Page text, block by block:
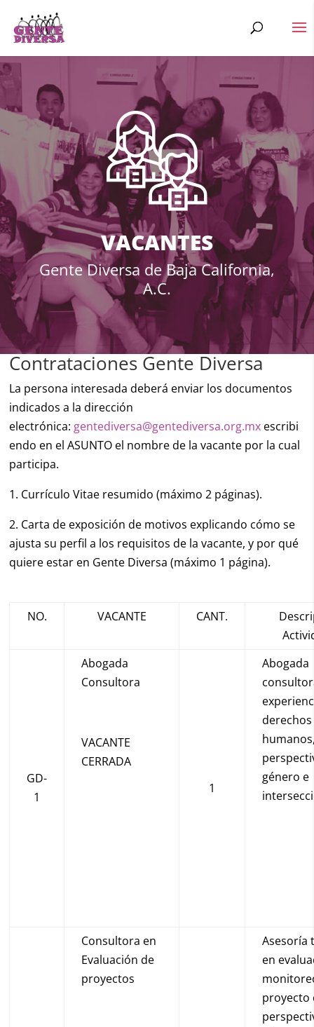
VACANTES
Gente Diversa de Baja California,
A.C.
Contrataciones Gente Diversa
La persona interesada deberá enviar los documentos
indicados a la dirección
electrónica: gentediversa@gentediversa.org.mx escribi
endo en el ASUNTO el nombre de la vacante por la cual
participa.
1. Currículo Vitae resumido (máximo 2 páginas).
2. Carta de exposición de motivos explicando cómo se
ajusta su perfil a los requisitos de la vacante, y por qué
quiere estar en Gente Diversa (máximo 1 página).
NO. VACANTE CANT.
GD-
1
Abogada
Consultora
VACANTE
CERRADA
1
Abogada
derechos
género e
Consultora en
Evaluación de
proyectos
Asesoría
en
proyecto